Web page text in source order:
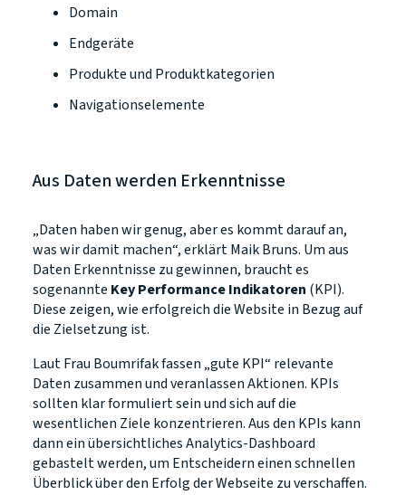
Domain
Endgeräte
Produkte und Produktkategorien
Navigationselemente
Aus Daten werden Erkenntnisse
„Daten haben wir genug, aber es kommt darauf an,
was wir damit machen“, erklärt Maik Bruns. Um aus
Daten Erkenntnisse zu gewinnen, braucht es
sogenannte Key Performance Indikatoren (KPI).
Diese zeigen, wie erfolgreich die Website in Bezug auf
die Zielsetzung ist.
Laut Frau Boumrifak fassen „gute KPI“ relevante
Daten zusammen und veranlassen Aktionen. KPIs
sollten klar formuliert sein und sich auf die
wesentlichen Ziele konzentrieren. Aus den KPIs kann
dann ein übersichtliches Analytics-Dashboard
gebastelt werden, um Entscheidern einen schnellen
Überblick über den Erfolg der Webseite zu verschaffen.